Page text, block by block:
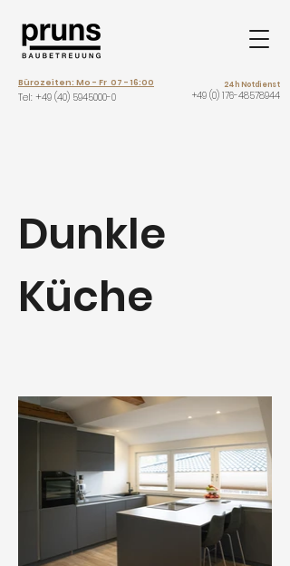
Bürozeiten: Mo - Fr 07 - 16:00
Tel: +49 (40) 5945000-0
24h Notdienst
+49 (0) 176-48578944
Dunkle
Küche